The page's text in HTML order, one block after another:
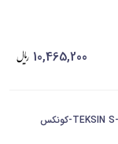
10,465,200